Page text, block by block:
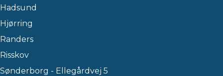
Hadsund
Hjørring
Randers
Risskov
Sønderborg - Ellegårdvej 5